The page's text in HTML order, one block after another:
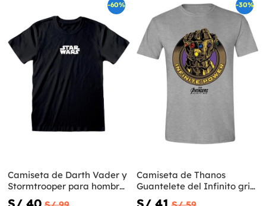
-60%
Camiseta de Darth Vader y
Stormtrooper para hombre
- Star Wars
-30%
Camiseta de Thanos
Guantelete del Infinito gris-
Vengadores Infinity War